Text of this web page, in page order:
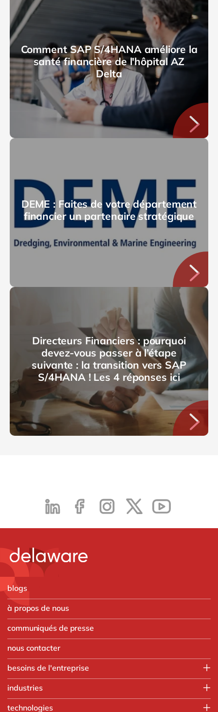
Comment SAP S/4HANA améliore la
santé financière de l'hôpital AZ
Delta
DEME : Faites de votre département
financier un partenaire stratégique
Directeurs Financiers : pourquoi
devez-vous passer à l’étape
suivante : la transition vers SAP
S/4HANA ! Les 4 réponses ici
blogs
à propos de nous
communiqués de presse
nous contacter
besoins de l'entreprise
Operations
industries
technologies